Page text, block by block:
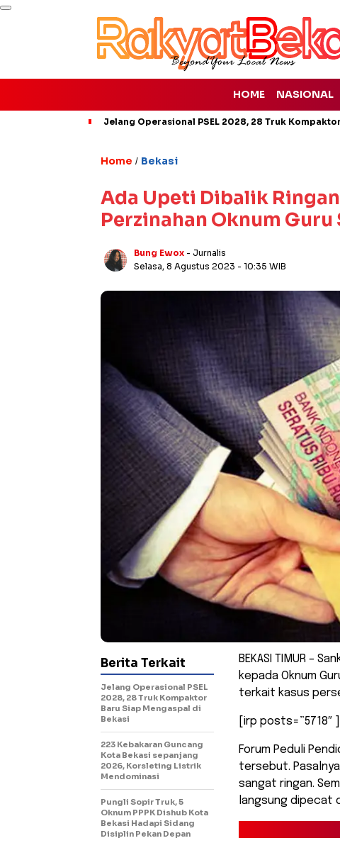
HOME NASIONAL
Jelang Operasional PSEL 2028, 28 Truk
Home / Bekasi
Ada Upeti Dibalik
Perzinahan Oknum Guru
Bung Ewox - Jurnalis
Selasa, 8 Agustus 2023 - 10:35 WIB
BEKASI TIMUR –
kepada Oknum
terkait kasus
[irp posts=”5718″ ]
Forum Peduli
tersebut.
sangat ringan.
langsung dipecat
Berita Terkait
Jelang Operasional PSEL
2028, 28 Truk Kompaktor
Baru Siap Mengaspal di
Bekasi
223 Kebakaran Guncang
Kota Bekasi sepanjang
2026, Korsleting Listrik
Mendominasi
Pungli Sopir Truk, 5
Oknum PPPK Dishub Kota
Bekasi Hadapi Sidang
Disiplin Pekan Depan